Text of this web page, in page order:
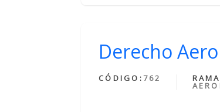
Derecho
CÓDIGO: 762